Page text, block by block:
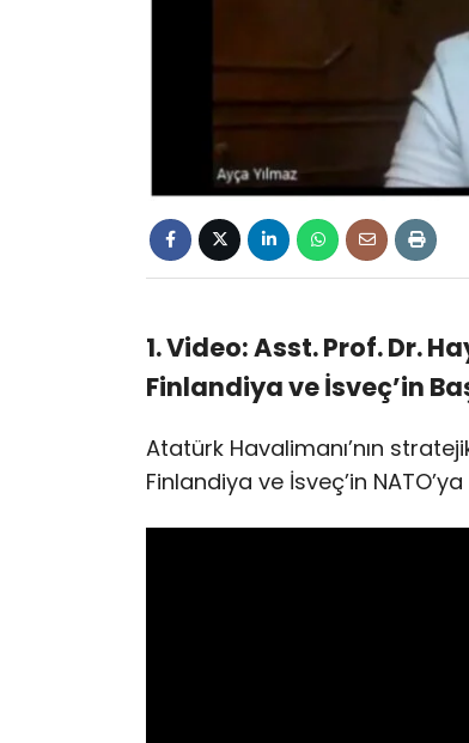
1. Video: Asst. Prof. Dr.
Finlandiya ve İsveç’in
Atatürk Havalimanı’nın
Finlandiya ve İsveç’in